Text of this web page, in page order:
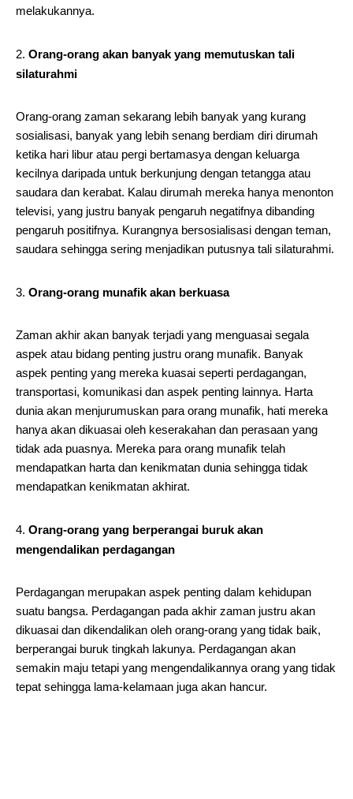
melakukannya.
Orang-orang akan banyak yang memutuskan tali
silaturahmi
Orang-orang zaman sekarang lebih banyak yang kurang
sosialisasi, banyak yang lebih senang berdiam diri dirumah
ketika hari libur atau pergi bertamasya dengan keluarga
kecilnya daripada untuk berkunjung dengan tetangga atau
saudara dan kerabat. Kalau dirumah mereka hanya menonton
televisi, yang justru banyak pengaruh negatifnya dibanding
pengaruh positifnya. Kurangnya bersosialisasi dengan teman,
saudara sehingga sering menjadikan putusnya tali silaturahmi.
Orang-orang munafik akan berkuasa
Zaman akhir akan banyak terjadi yang menguasai segala
aspek atau bidang penting justru orang munafik. Banyak
aspek penting yang mereka kuasai seperti perdagangan,
transportasi, komunikasi dan aspek penting lainnya. Harta
dunia akan menjurumuskan para orang munafik, hati mereka
hanya akan dikuasai oleh keserakahan dan perasaan yang
tidak ada puasnya. Mereka para orang munafik telah
mendapatkan harta dan kenikmatan dunia sehingga tidak
mendapatkan kenikmatan akhirat.
Orang-orang yang berperangai buruk akan
mengendalikan perdagangan
Perdagangan merupakan aspek penting dalam kehidupan
suatu bangsa. Perdagangan pada akhir zaman justru akan
dikuasai dan dikendalikan oleh orang-orang yang tidak baik,
berperangai buruk tingkah lakunya. Perdagangan akan
semakin maju tetapi yang mengendalikannya orang yang tidak
tepat sehingga lama-kelamaan juga akan hancur.